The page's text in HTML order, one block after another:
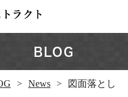
BLOG
News 図面落とし